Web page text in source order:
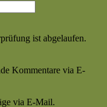
ist abgelaufen.
Kommentare via E-
via E-Mail.